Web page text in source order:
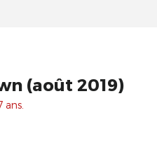
(août 2019)
ans.